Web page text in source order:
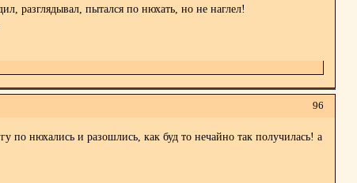
разглядывал, пытался по нюхать, но не наглел!
96
по нюхались и разошлись, как буд то нечайно так получилась! а